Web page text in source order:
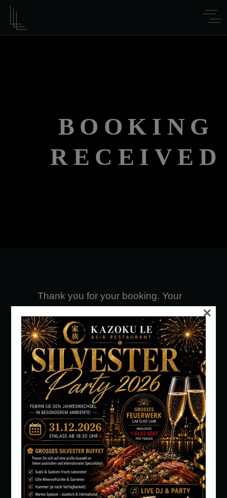
BOOKING
RECEIVED
Thank you for your booking. Your
received.
Oops!We could not find your
booking. The link you used may
be incorrect or has expired. If you
need assistance, please contact
our support team.
×